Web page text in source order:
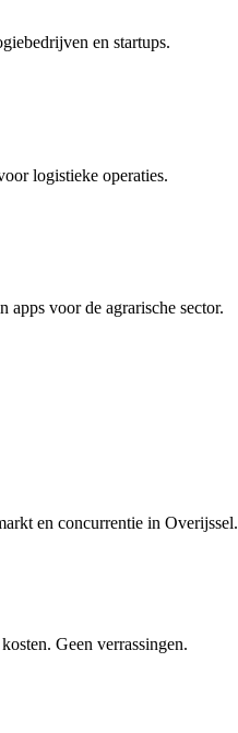
en startups.
logistieke operaties.
apps voor de agrarische sector.
en concurrentie in Overijssel.
Geen verrassingen.